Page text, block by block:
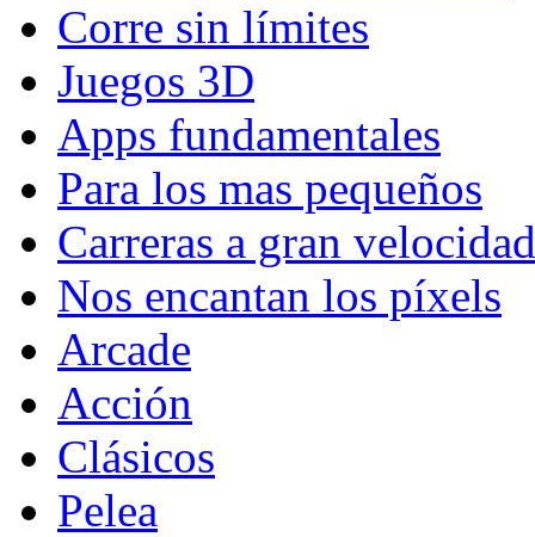
Corre sin límites
Juegos 3D
Apps fundamentales
Para los mas pequeños
Carreras a gran velocidad
Nos encantan los píxels
Arcade
Acción
Clásicos
Pelea